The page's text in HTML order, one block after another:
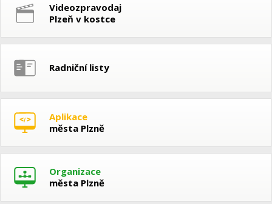
Videozpravodaj
Plzeň v kostce
Radniční listy
Aplikace
města Plzně
Organizace
města Plzně